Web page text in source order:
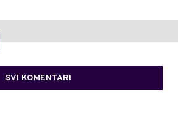
SVI KOMENTARI